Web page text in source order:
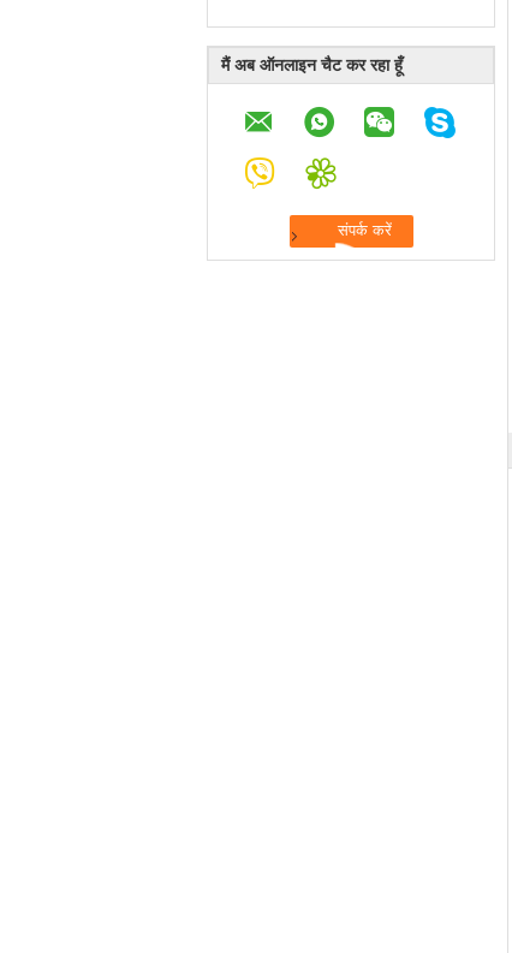
मैं अब ऑनलाइन चैट कर रहा हूँ